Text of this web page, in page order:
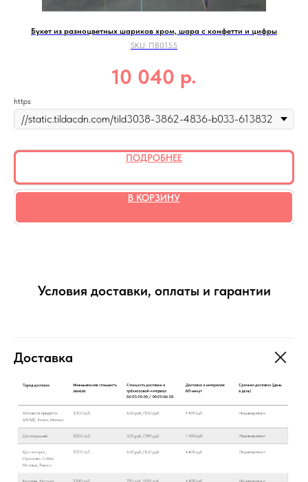
Букет из разноцветных шариков хром, шара с конфетти и цифры
SKU: ПВ0155
10 040 р.
https
ПОДРОБНЕЕ
В КОРЗИНУ
Условия доставки, оплаты и гарантии
Доставка